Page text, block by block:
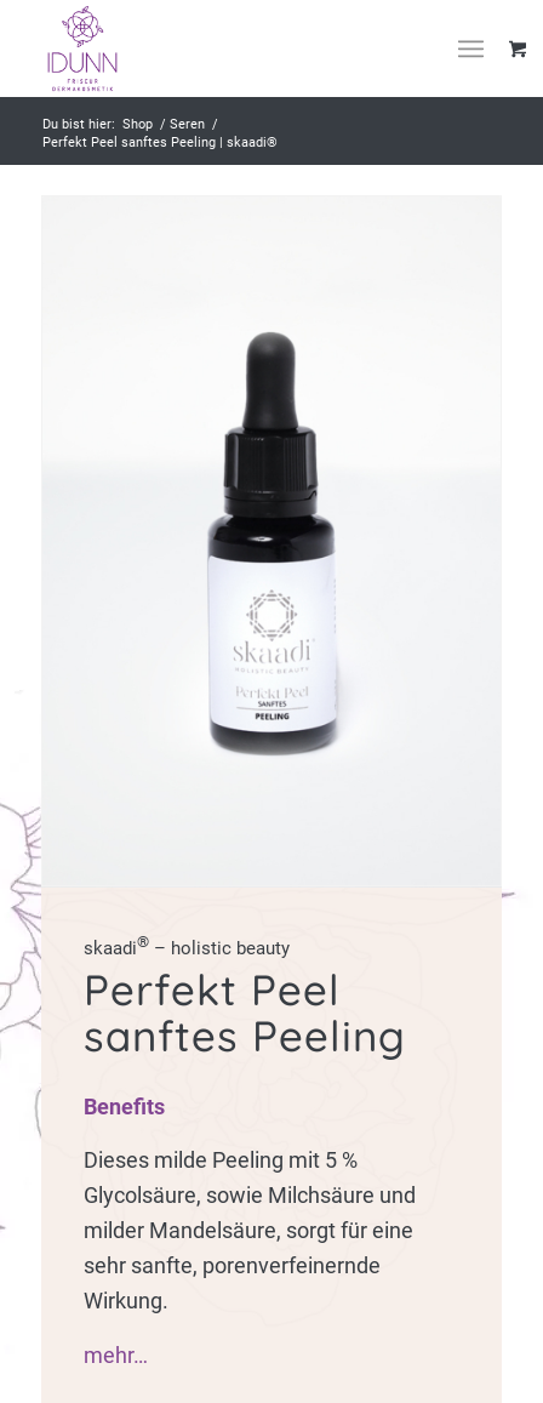
Du bist hier: Shop / Seren /
Perfekt Peel sanftes Peeling | skaadi®
skaadi®– holistic beauty
Perfekt Peel
sanftes Peeling
Benefits
Dieses milde Peeling mit 5 %
Glycolsäure, sowie Milchsäure und
milder Mandelsäure, sorgt für eine
sehr sanfte, porenverfeinernde
Wirkung.
mehr…